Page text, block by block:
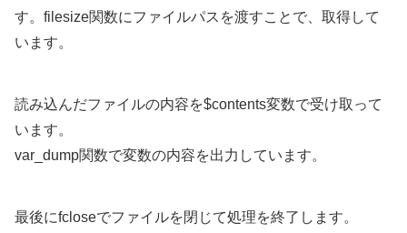
す。filesize関数にファイルパスを渡すことで、取得して
います。
読み込んだファイルの内容を$contents変数で受け取って
います。
var_dump関数で変数の内容を出力しています。
最後にfcloseでファイルを閉じて処理を終了します。